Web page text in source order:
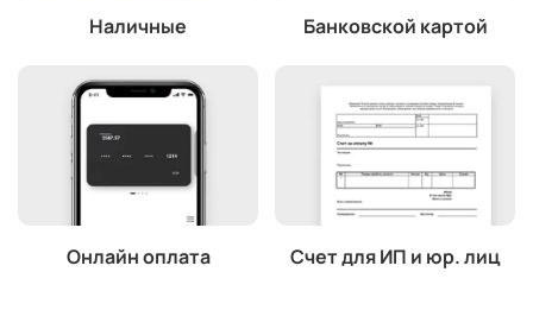
Наличные Банковской картой
Онлайн оплата Счет для ИП и юр. лиц